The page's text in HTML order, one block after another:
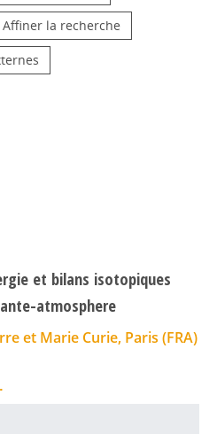
Affiner la recherche
et bilans isotopiques
atmosphere
et Marie Curie, Paris (FRA)